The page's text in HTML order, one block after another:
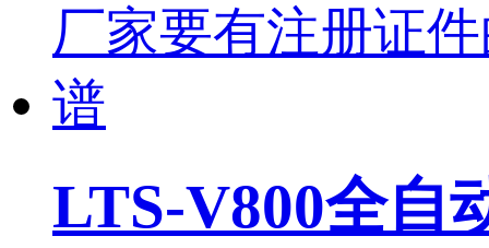
LTS-V800全自